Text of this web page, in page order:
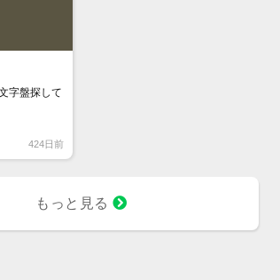
字盤探して
424日前
もっと見る